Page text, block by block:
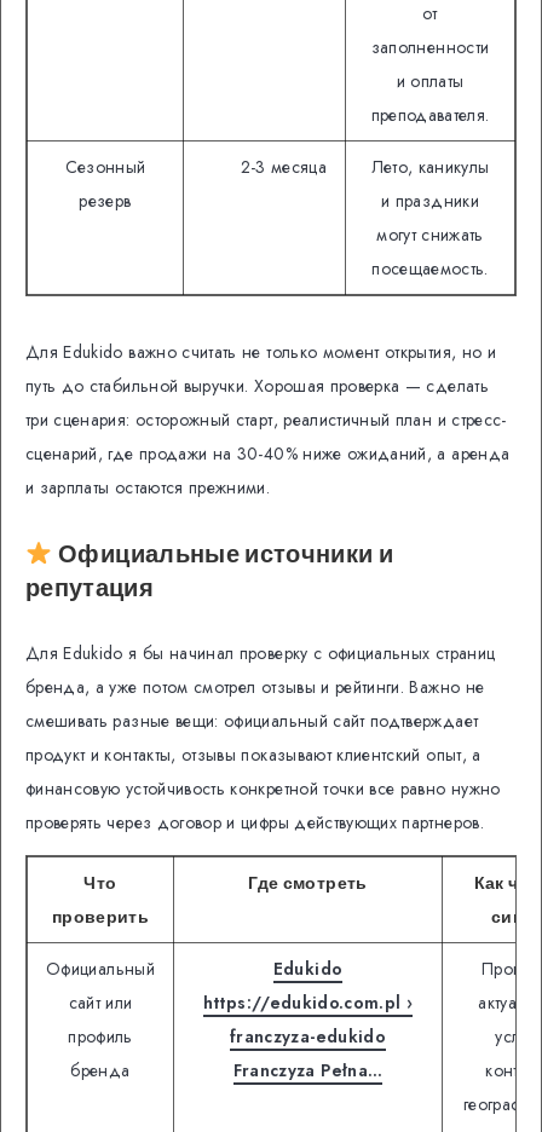
от
заполненности
и оплаты
преподавателя.
Сезонный
резерв
2-3 месяца
Лето, каникулы
и праздники
могут снижать
посещаемость.
Для Edukido важно считать не только момент открытия, но и
путь до стабильной выручки. Хорошая проверка — сделать
три сценария: осторожный старт, реалистичный план и стресс-
сценарий, где продажи на 30-40% ниже ожиданий, а аренда
и зарплаты остаются прежними.
Официальные источники и
репутация
Для Edukido я бы начинал проверку с официальных страниц
бренда, а уже потом смотрел отзывы и рейтинги. Важно не
смешивать разные вещи: официальный сайт подтверждает
продукт и контакты, отзывы показывают клиентский опыт, а
финансовую устойчивость конкретной точки все равно нужно
проверять через договор и цифры действующих партнеров.
Что
проверить
Где смотреть
Как
Официальный
сайт или
профиль
бренда
Edukido
https://edukido.com.pl ›
franczyza-edukido
Franczyza Pełna…